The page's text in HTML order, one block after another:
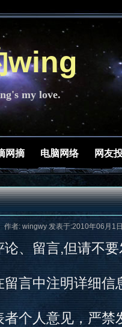
wing
my love.
网摘 电脑网络 网友
作者: wingwy 发表于:2010年06月1
、留言,但请不
言中注明详细信
个人意见，严禁